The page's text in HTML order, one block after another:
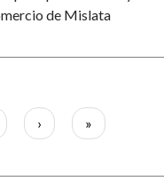
de Mislata
Siguiente
página
›
Última
página
»